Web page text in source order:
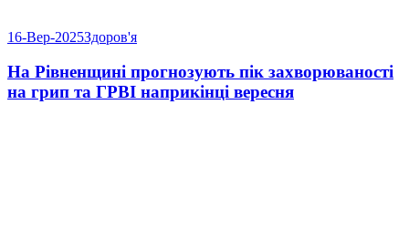
16-Вер-2025Здоров'я
На Рівненщині прогнозують пік захворюваності
на грип та ГРВІ наприкінці вересня